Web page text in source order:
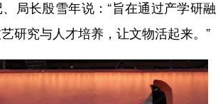
局长殷雪年说：“旨在通过产学研融
研究与人才培养，让文物活起来。”